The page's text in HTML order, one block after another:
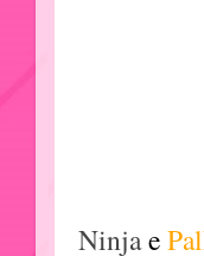
Ninjae